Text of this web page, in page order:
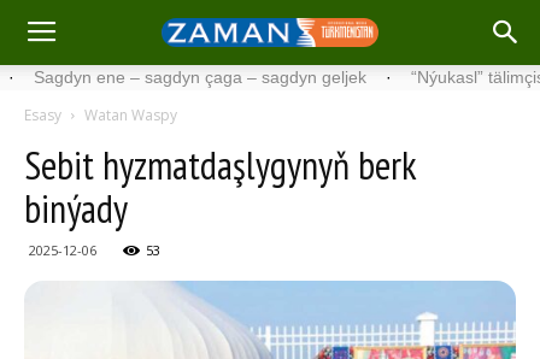
ene – sagdyn çaga – sagdyn geljek · “Nýukasl” tälimçisini
Esasy Watan Waspy
Sebit hyzmatdaşlygynyň berk
binýady
2025-12-06 53